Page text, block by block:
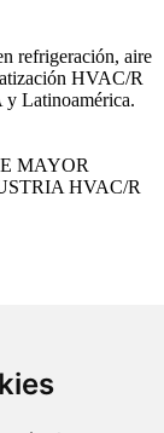
refrigeración, aire
HVAC/R
Latinoamérica.
MAYOR
HVAC/R